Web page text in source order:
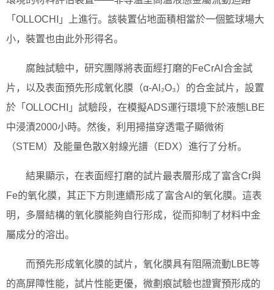
「OLLOCHI」上進行。該裝置佔地面積相當於一個籃球場大
小，裝置也由此外形得名。
腐蝕試驗中，研究團隊將表面經打磨的FeCrAl合金試
片，以及表面預先形成氧化膜（α-Al₂O₃）的合金試片，設置
於「OLLOCHI」試驗段，在模擬ADS運行環境下於液態LBE
中浸漬2000小時。然後，利用掃描穿透電子顯微術
（STEM）及能量色散X射線光譜（EDX）進行了分析。
結果顯示，在表面經打磨的試片最表層形成了富含Cr與
Fe的氧化膜，其正下方則連續形成了富含Al的氧化膜。這表
明，多層結構的氧化膜能夠自行形成，從而抑制了材料中金
屬成分的溶出。
而預先形成氧化膜的試片，氧化膜具有阻隔流動LBE等
的高屏障性能，試片性能更優，微劃痕試驗也證實預形成的